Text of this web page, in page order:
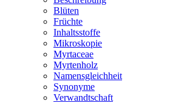
Blüten
Früchte
Inhaltsstoffe
Mikroskopie
Myrtaceae
Myrtenholz
Namensgleichheit
Synonyme
Verwandtschaft